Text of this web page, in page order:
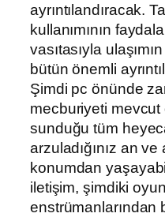
ayrıntılandıracak.
kullanımının
vasıtasıyla
bütün önemli
Şimdi pc önünde
mecburiyeti mevcut
sunduğu tüm
arzuladığınız an ve
konumdan
iletişim, şimdiki
enstrümanlarından